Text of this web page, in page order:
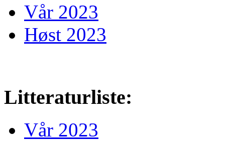
Vår 2023
Høst 2023
Litteraturliste:
Vår 2023